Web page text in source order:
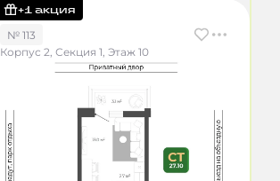
+1 акция
№ 113
Корпус 2, Секция 1, Этаж 10